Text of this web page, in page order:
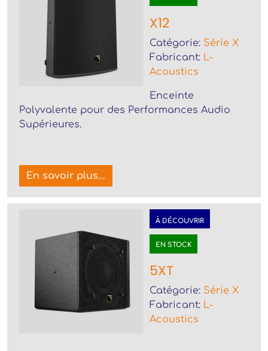
X12
Catégorie: Série X
Fabricant: L-
Acoustics
Enceinte
Polyvalente pour des Performances Audio
Supérieures.
En savoir plus...
À DÉCOUVRIR
EN STOCK
5XT
Catégorie: Série X
Fabricant: L-
Acoustics